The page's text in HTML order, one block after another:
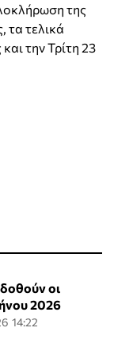
της
τα τελικά
την Τρίτη 23
οι
2026
14:22